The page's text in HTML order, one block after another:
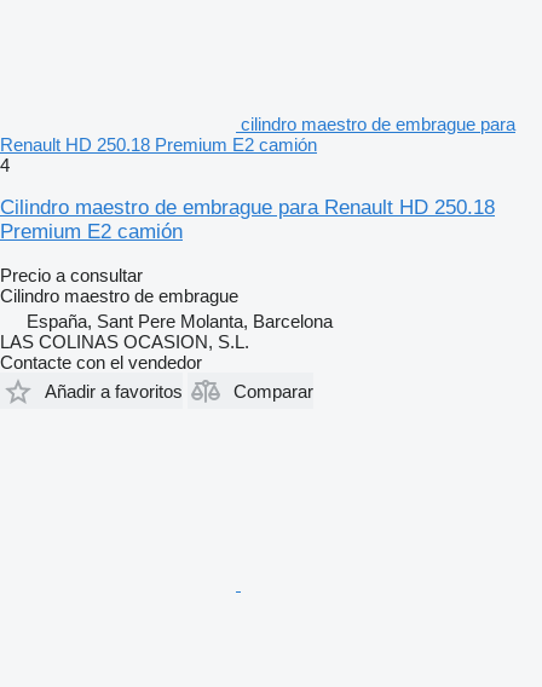
cilindro maestro de embrague para
Renault HD 250.18 Premium E2 camión
4
Cilindro maestro de embrague para Renault HD 250.18
Premium E2 camión
Precio a consultar
Cilindro maestro de embrague
España, Sant Pere Molanta, Barcelona
LAS COLINAS OCASION, S.L.
Contacte con el vendedor
Añadir a favoritos
Comparar